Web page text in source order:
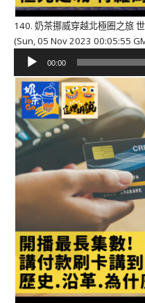
140. 奶茶挪威穿越北極圈之旅
(Sun, 05 Nov 2023 00:05:55
播
放
器
00:00